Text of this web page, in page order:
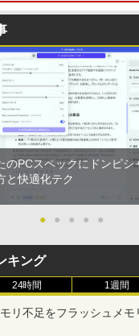
￥5,990
Anker Soundcore
ンク
￥-
【2026年アップグレー
レスイヤホン bluetooth
軽量 ブルートゥースHi-
るーとゅーす コードレス
セリング 自動ペアリン
付き 防水 タッチ式音量
[Explicit]
￥250
On My Road (Stadium
￥250
On My Road (Stadium
富士山の天然水 バナジ
ウォーター ペットボト
ットル (Smart Basic)
￥1,380
by Amazon 炭酸水 ラベ
強炭酸水 ペットボトル
art Basic)
by Amazon 天然水ラベ
￥1,117
エース)
￥832
ONE PIECE モノクロ版
クスDIGITAL)
￥594
HUNTER×HUNTER モ
コミックスDIGITAL)
￥572
ポイント10倍 中古パ
プパソコン Windows
【Windows 11 Pro
ptiplexシリーズ Core
D 120GB/DVD-ROM/
ン色々有】
￥24,800
【エントリーでポイン
ore i3 10110U 16GB
設 512GB SSD M.2
ows11 Pro mini pc
2 小型PC VESA対応
ップPC
【予約商品】2027年
ニ日めくり 米津祐介
ティングライフ 大人
ア イラスト 令和9年
ミニサイズ 手のひらサ
￥2,200
ハヤブサ消防団 森へ
籍】[ 池井戸潤 ]
￥2,200
送料無料【中古】ガラ
のPCスペックにドンピ
と快適化テク
● ● ● ● ●
キング
24時間 1週間
リ不足をフラッシュメ